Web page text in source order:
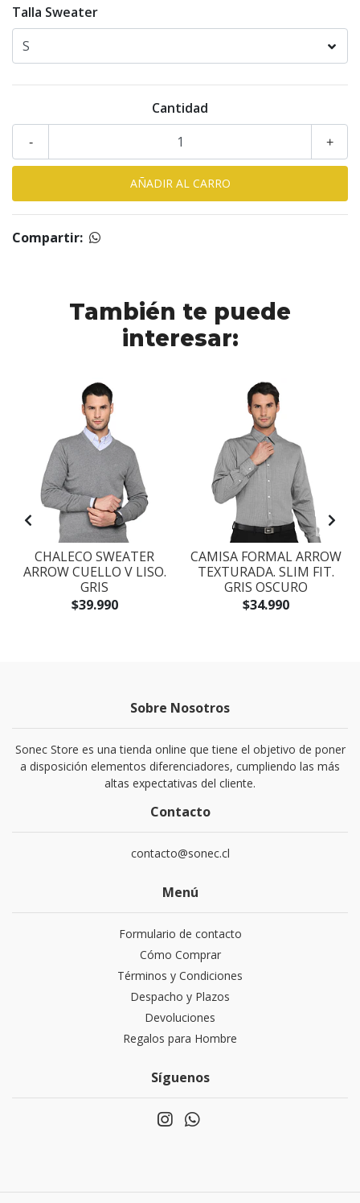
Talla Sweater
Cantidad
+
-
Compartir:
También te puede
interesar:
CHALECO SWEATER
ARROW CUELLO V LISO.
GRIS
$39.990
CAMISA FORMAL ARROW
TEXTURADA. SLIM FIT.
GRIS OSCURO
$34.990
Sobre Nosotros
Sonec Store es una tienda online que tiene el objetivo de poner
a disposición elementos diferenciadores, cumpliendo las más
altas expectativas del cliente.
Contacto
contacto@sonec.cl
Menú
Formulario de contacto
Cómo Comprar
Términos y Condiciones
Despacho y Plazos
Devoluciones
Regalos para Hombre
Síguenos